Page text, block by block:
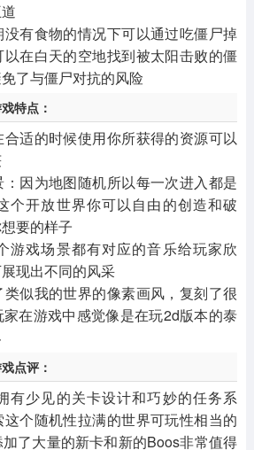
有食物的情况下可以通过吃僵尸掉
在白天的空地找到被太阳击败的僵
了与僵尸对抗的风险
特点：
适的时候使用你所获得的资源可以
因为地图随机所以每一次进入都是
个开放世界你可以自由的创造和破
要的样子
游戏场景都有对应的音乐给玩家欣
现出不同的风采
似我的世界的像素画风，复刻了很
在游戏中感觉像是在玩2d版本的泰
点评：
有少见的关卡设计和巧妙的任务系
个随机性拉满的世界可玩性相当的
了大量的新卡和新的Boos非常值得